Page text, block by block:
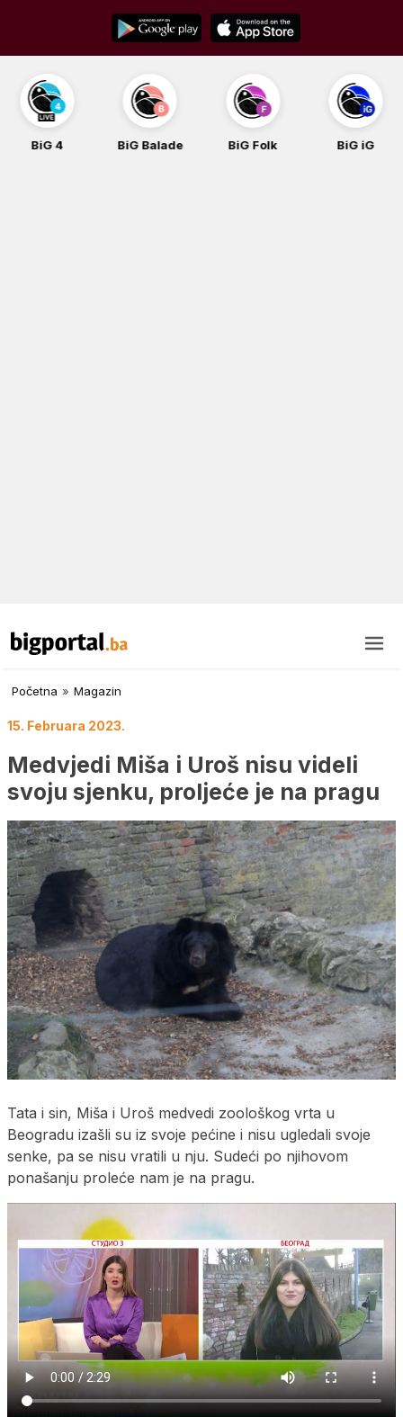
content
BiG 4 BiG Balade BiG Folk BiG iG
Početna » Magazin
15. Februara 2023.
Medvjedi Miša i Uroš nisu videli
svoju sjenku, proljeće je na pragu
Tata i sin, Miša i Uroš medvedi zoološkog vrta u
Beogradu izašli su iz svoje pećine i nisu ugledali svoje
senke, pa se nisu vratili u nju. Sudeći po njihovom
ponašanju proleće nam je na pragu.